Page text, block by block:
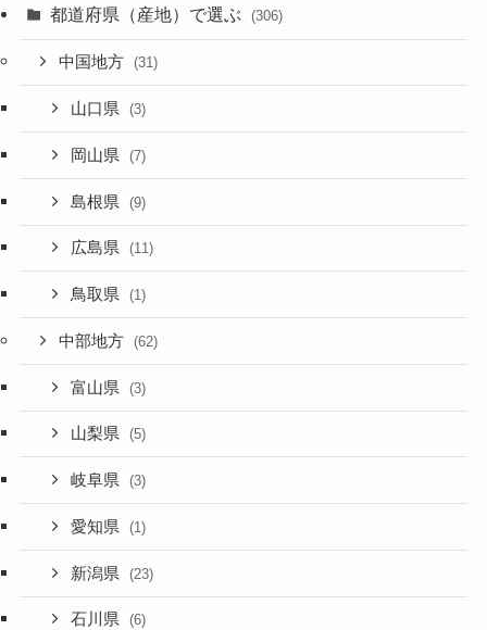
都道府県（産地）で選ぶ (306)
中国地方 (31)
山口県 (3)
岡山県 (7)
島根県 (9)
広島県 (11)
鳥取県 (1)
中部地方 (62)
富山県 (3)
山梨県 (5)
岐阜県 (3)
愛知県 (1)
新潟県 (23)
石川県 (6)